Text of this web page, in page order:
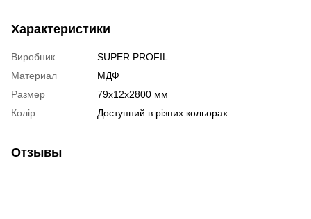
Характеристики
Виробник
SUPER PROFIL
Материал
МДФ
Размер
79х12х2800 мм
Колір
Доступний в різних кольорах
Отзывы